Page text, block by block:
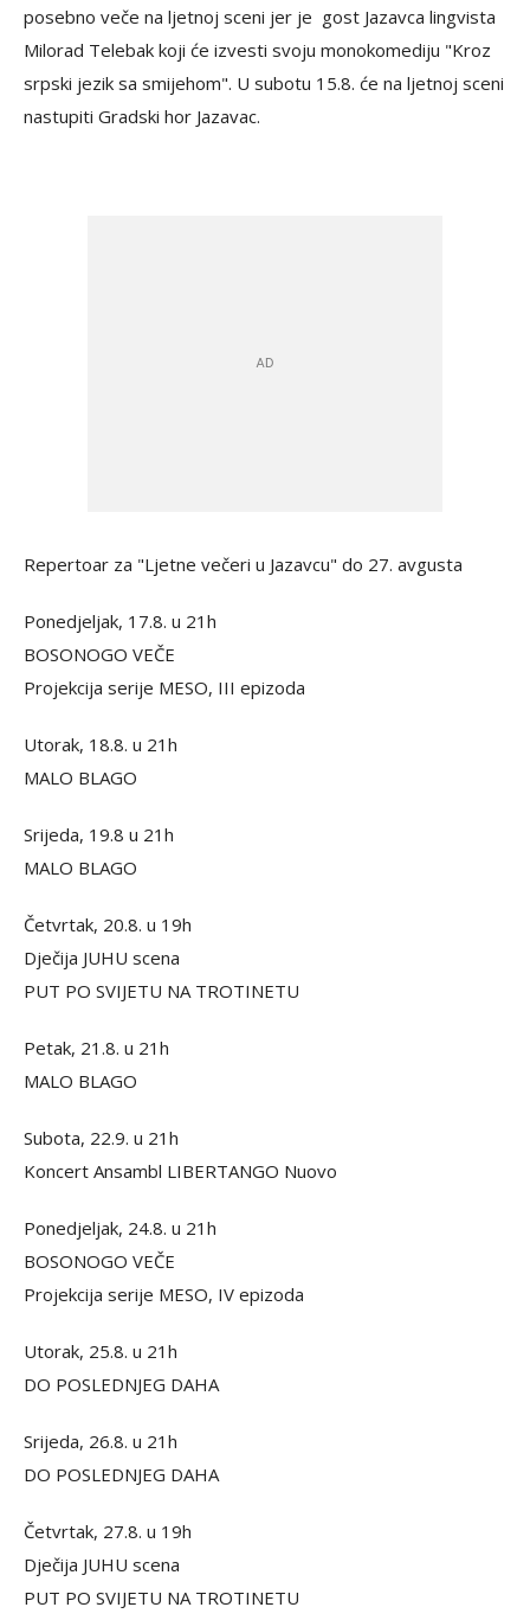
posebno veče na ljetnoj sceni jer je gost Jazavca lingvista
Milorad Telebak koji će izvesti svoju monokomediju "Kroz
srpski jezik sa smijehom". U subotu 15.8. će na ljetnoj sceni
nastupiti Gradski hor Jazavac.
Repertoar za "Ljetne večeri u Jazavcu" do 27. avgusta
Ponedjeljak, 17.8. u 21h
BOSONOGO VEČE
Projekcija serije MESO, III epizoda
Utorak, 18.8. u 21h
MALO BLAGO
Srijeda, 19.8 u 21h
MALO BLAGO
Četvrtak, 20.8. u 19h
Dječija JUHU scena
PUT PO SVIJETU NA TROTINETU
Petak, 21.8. u 21h
MALO BLAGO
Subota, 22.9. u 21h
Koncert Ansambl LIBERTANGO Nuovo
Ponedjeljak, 24.8. u 21h
BOSONOGO VEČE
Projekcija serije MESO, IV epizoda
Utorak, 25.8. u 21h
DO POSLEDNJEG DAHA
Srijeda, 26.8. u 21h
DO POSLEDNJEG DAHA
Četvrtak, 27.8. u 19h
Dječija JUHU scena
PUT PO SVIJETU NA TROTINETU